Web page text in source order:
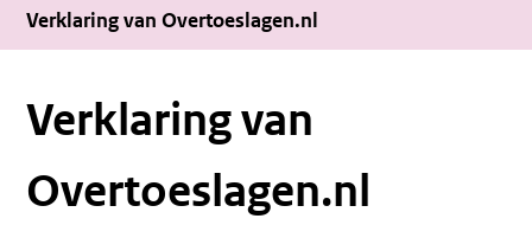
en
Koninkrijksrelaties
zich
hier:
Verklaring van Overtoeslagen.nl
Verklaring van
Overtoeslagen.nl